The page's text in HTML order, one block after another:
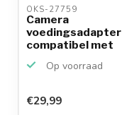
OKS-27759
Camera
voedingsadapter
compatibel met
DR...Op voorraad
€29,99